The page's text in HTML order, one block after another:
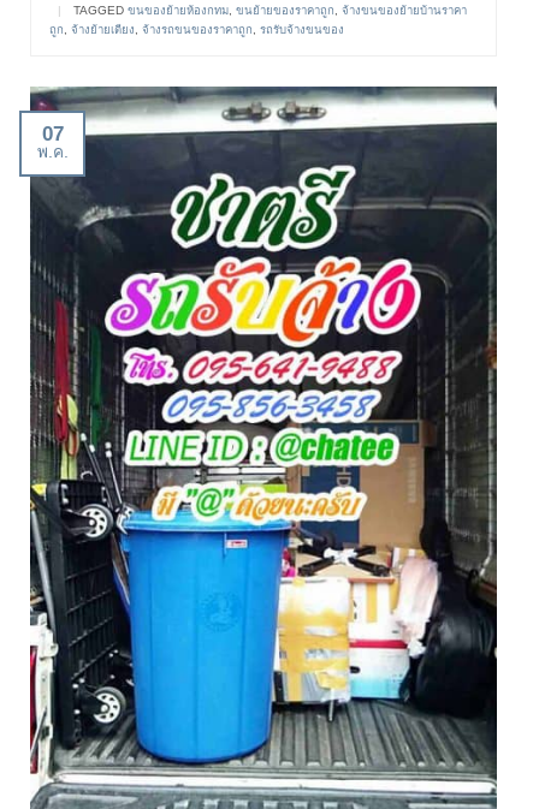
| TAGGED ขนของย้ายห้องกทม ขนย้ายของราคาถูก
จ้างขนของย้ายบ้านราคา
ถูก
จ้างย้ายเตียง จ้างรถขนของราคาถูก รถรับจ้างขนของ
07
พ.ค.